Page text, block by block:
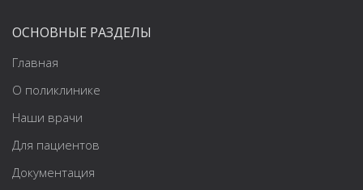
ОСНОВНЫЕ РАЗДЕЛЫ
Главная
О поликлинике
Наши врачи
Для пациентов
Документация